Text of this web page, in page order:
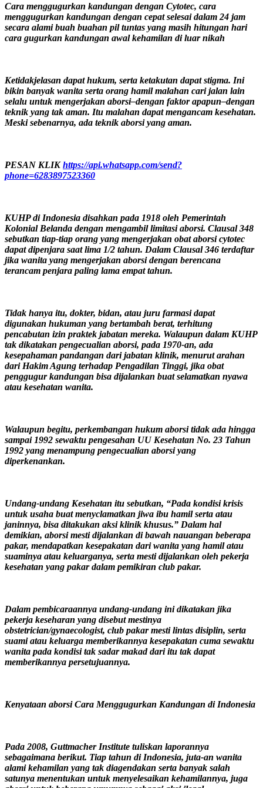
Cara menggugurkan kandungan dengan Cytotec, cara
menggugurkan kandungan dengan cepat selesai dalam 24 jam
secara alami buah buahan pil tuntas yang masih hitungan hari
cara gugurkan kandungan awal kehamilan di luar nikah
Ketidakjelasan dapat hukum, serta ketakutan dapat stigma. Ini
bikin banyak wanita serta orang hamil malahan cari jalan lain
selalu untuk mengerjakan aborsi–dengan faktor apapun–dengan
teknik yang tak aman. Itu malahan dapat mengancam kesehatan.
Meski sebenarnya, ada teknik aborsi yang aman.
PESAN KLIKhttps://api.whatsapp.com/send?
phone=6283897523360
KUHP di Indonesia disahkan pada 1918 oleh Pemerintah
Kolonial Belanda dengan mengambil limitasi aborsi. Clausal 348
sebutkan tiap-tiap orang yang mengerjakan obat aborsi cytotec
dapat dipenjara saat lima 1/2 tahun. Dalam Clausal 346 terdaftar
jika wanita yang mengerjakan aborsi dengan berencana
terancam penjara paling lama empat tahun.
Tidak hanya itu, dokter, bidan, atau juru farmasi dapat
digunakan hukuman yang bertambah berat, terhitung
pencabutan izin praktek jabatan mereka. Walaupun dalam KUHP
tak dikatakan pengecualian aborsi, pada 1970-an, ada
kesepahaman pandangan dari jabatan klinik, menurut arahan
dari Hakim Agung terhadap Pengadilan Tinggi, jika obat
penggugur kandungan bisa dijalankan buat selamatkan nyawa
atau kesehatan wanita.
Walaupun begitu, perkembangan hukum aborsi tidak ada hingga
sampai 1992 sewaktu pengesahan UU Kesehatan No. 23 Tahun
1992 yang menampung pengecualian aborsi yang
diperkenankan.
Undang-undang Kesehatan itu sebutkan, “Pada kondisi krisis
untuk usaha buat menyclamatkan jiwa ibu hamil serta atau
janinnya, bisa ditakukan aksi klinik khusus.” Dalam hal
demikian, aborsi mesti dijalankan di bawah nauangan beberapa
pakar, mendapatkan kesepakatan dari wanita yang hamil atau
suaminya atau keluarganya, serta mesti dijalankan oleh pekerja
kesehatan yang pakar dalam pemikiran club pakar.
Dalam pembicaraannya undang-undang ini dikatakan jika
pekerja keseharan yang disebut mestinya
obstetrician/gynaecologist, club pakar mesti lintas disiplin, serta
suami atau keluarga memberikannya kesepakatan cuma sewaktu
wanita pada kondisi tak sadar makad dari itu tak dapat
memberikannya persetujuannya.
Kenyataan aborsi Cara Menggugurkan Kandungan di Indonesia
Pada 2008, Guttmacher Institute tuliskan laporannya
sebagaimana berikut. Tiap tahun di Indonesia, juta-an wanita
alami kehamilan yang tak diagendakan serta banyak salah
satunya menentukan untuk menyelesaikan kehamilannya, juga